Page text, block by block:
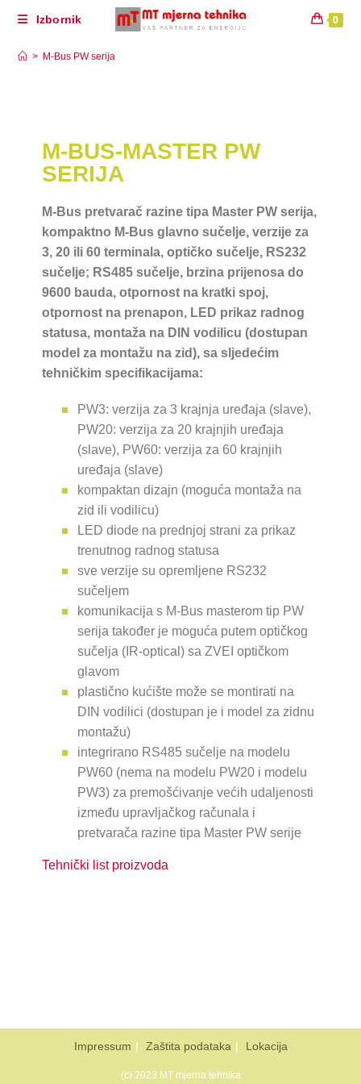
Izbornik 0
> M-Bus PW serija
M-BUS-MASTER PW
SERIJA
M-Bus pretvarač razine tipa Master PW serija,
kompaktno M-Bus glavno sučelje, verzije za
3, 20 ili 60 terminala, optičko sučelje, RS232
sučelje; RS485 sučelje, brzina prijenosa do
9600 bauda, otpornost na kratki spoj,
otpornost na prenapon, LED prikaz radnog
statusa, montaža na DIN vodilicu (dostupan
model za montažu na zid), sa sljedećim
tehničkim specifikacijama:
PW3: verzija za 3 krajnja uređaja (slave),
PW20: verzija za 20 krajnjih uređaja
(slave), PW60: verzija za 60 krajnjih
uređaja (slave)
kompaktan dizajn (moguća montaža na
zid ili vodilicu)
LED diode na prednjoj strani za prikaz
trenutnog radnog statusa
sve verzije su opremljene RS232
sučeljem
komunikacija s M-Bus masterom tip PW
serija također je moguća putem optičkog
sučelja (IR-optical) sa ZVEI optičkom
glavom
plastično kućište može se montirati na
DIN vodilici (dostupan je i model za zidnu
montažu)
integrirano RS485 sučelje na modelu
PW60 (nema na modelu PW20 i modelu
PW3) za premošćivanje većih udaljenosti
između upravljačkog računala i
pretvarača razine tipa Master PW serije
Tehnički list proizvoda
Impressum Zaštita podataka Lokacija
(c) 2023 MT mjerna tehnika